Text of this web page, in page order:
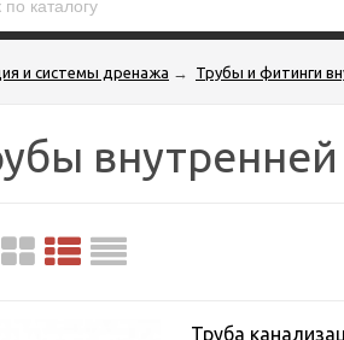
и системы дренажа → Трубы и фитинги
Труба